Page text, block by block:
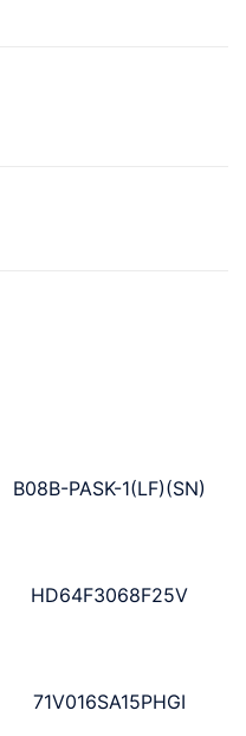
B08B-PASK-1(LF)(SN)
HD64F3068F25V
71V016SA15PHGI